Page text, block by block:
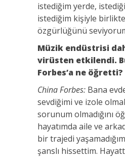
istediğim yerde,
istediğim kişiyle
özgürlüğünü
Müzik endüstrisi
virüsten etkilendi.
Forbes’a ne öğretti?
China Forbes: Bana
sevdiğimi ve izole
sorunum olmadığını
hayatımda aile ve
bir trajedi
şanslı hissettim.